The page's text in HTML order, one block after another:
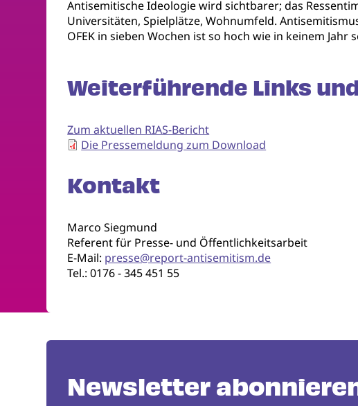
Antisemitische Ideologie wird sichtbarer; das
Universitäten, Spielplätze, Wohnumfeld.
OFEK in sieben Wochen ist so hoch wie in keinem
Weiterführende Links
Zum aktuellen RIAS-Bericht
Die Pressemeldung zum Download
Kontakt
Marco Siegmund
Referent für Presse- und Öffentlichkeitsarbeit
E-Mail: presse@report-antisemitism.de
Tel.: 0176 - 345 451 55
Newsletter